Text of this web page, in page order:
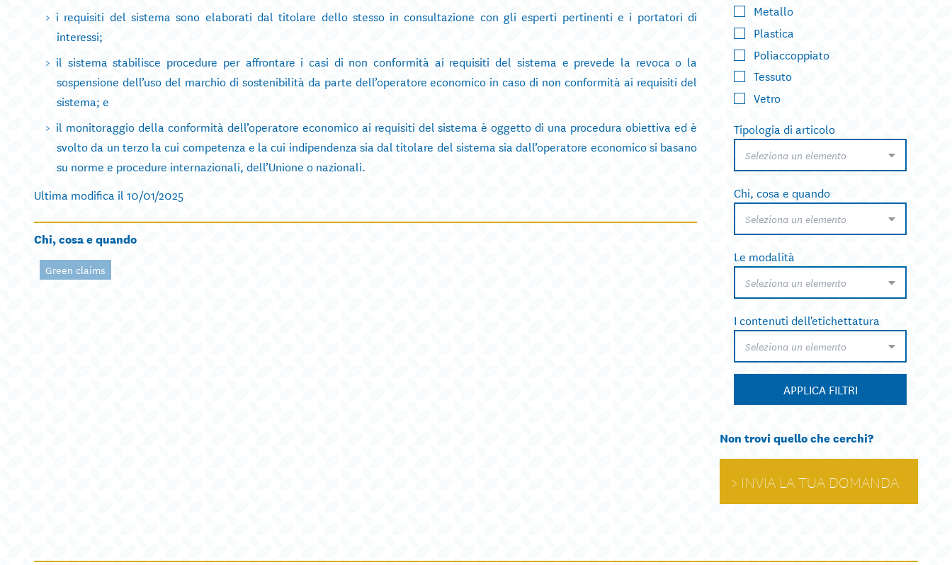
i requisiti del sistema sono elaborati dal titolare dello stesso in consultazione con gli esperti pertinenti e i portatori di
interessi;
il sistema stabilisce procedure per affrontare i casi di non conformità ai requisiti del sistema e prevede la revoca o la
sospensione dell’uso del marchio di sostenibilità da parte dell’operatore economico in caso di non conformità ai requisiti del
sistema; e
il monitoraggio della conformità dell’operatore economico ai requisiti del sistema è oggetto di una procedura obiettiva ed è
svolto da un terzo la cui competenza e la cui indipendenza sia dal titolare del sistema sia dall’operatore economico si basano
su norme e procedure internazionali, dell’Unione o nazionali.
Ultima modifica il 10/01/2025
Chi, cosa e quando
Green claims
Metallo
Plastica
Poliaccoppiato
Tessuto
Vetro
Tipologia di articolo
Seleziona un elemento
Chi, cosa e quando
Seleziona un elemento
Le modalità
Seleziona un elemento
I contenuti dell'etichettatura
Seleziona un elemento
APPLICA FILTRI
Non trovi quello che cerchi?
INVIA LA TUA DOMANDA